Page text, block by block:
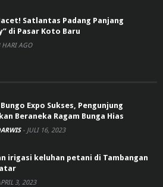
Satlantas Padang Panjang
di Pasar Koto Baru
HARI AGO
Expo Sukses, Pengunjung
Beraneka Ragam Bunga Hias
- JULI 16, 2023
irigasi keluhan petani di Tambangan
3, 2023